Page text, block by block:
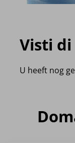
Visti
U heeft nog